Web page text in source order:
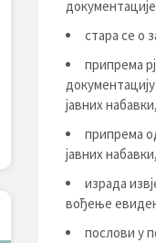
стара се о
припрема
јавних набавки,
припрема
јавних набавки,
израда
вођење
послови у